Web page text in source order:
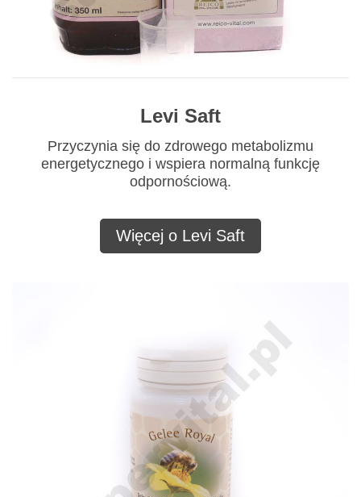
Levi Saft
Przyczynia się do zdrowego metabolizmu
energetycznego i wspiera normalną funkcję
odpornościową.
Więcej o Levi Saft